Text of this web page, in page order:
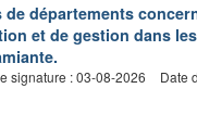
départements
et de gestion dans
signature : 03-08-2026
Date